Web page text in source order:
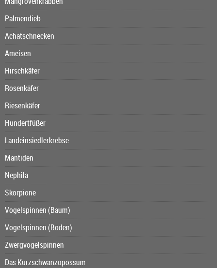
Palmendieb
Achatschnecken
Ameisen
Hirschkäfer
Rosenkäfer
Riesenkäfer
Hundertfüßer
Landeinsiedlerkrebse
Mantiden
Nephila
Skorpione
Vogelspinnen (Baum)
Vogelspinnen (Boden)
Zwergvogelspinnen
Das Kurzschwanzopossum